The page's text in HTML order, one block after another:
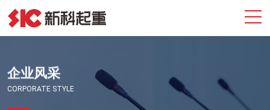
企业风采
CORPORATE STYLE